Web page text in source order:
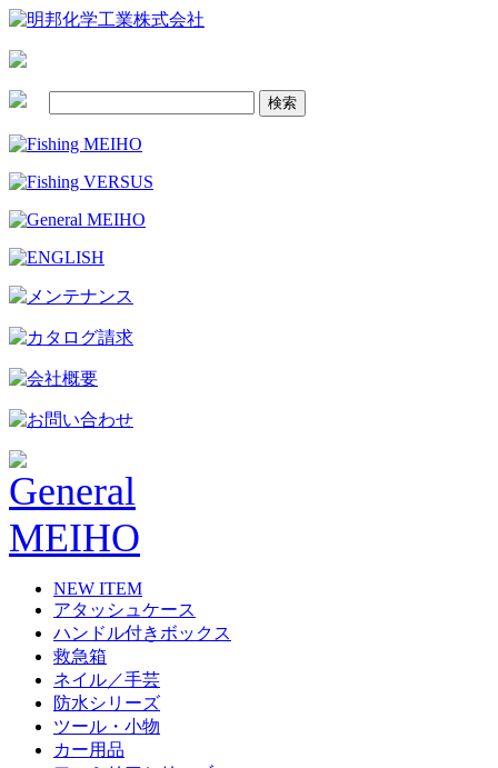
NEW ITEM
アタッシュケース
ハンドル付きボックス
救急箱
ネイル／手芸
防水シリーズ
ツール・小物
カー用品